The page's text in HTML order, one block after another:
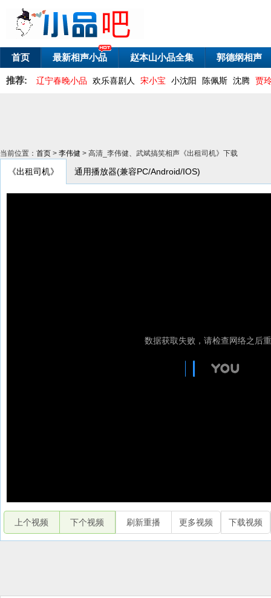
首页 最新相声小品 赵本山小品全集 郭德纲相声
推荐: 辽宁春晚小品 欢乐喜剧人 宋小宝 小沈阳 陈佩斯 沈腾 贾
当前位置： 首页 > 李伟健 > 高清_李伟健、武斌搞笑相声《出租司机》下载
《出租司机》 通用播放器(兼容PC/Android/IOS)
上个视频 下个视频 刷新重播 更多视频 下载视频